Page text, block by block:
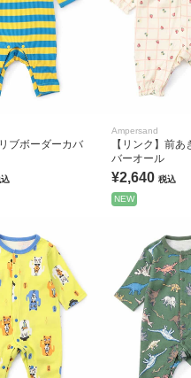
ブボーダーカバ
Ampersand
【リンク】前あ
バーオール
¥2,640 税込
NEW